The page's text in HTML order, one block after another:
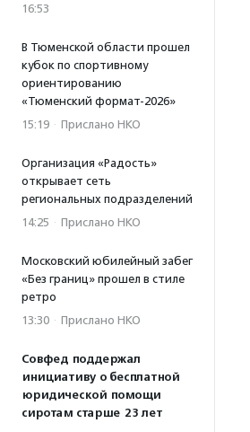
16:53
В Тюменской области прошел
кубок по спортивному
ориентированию
«Тюменский формат-2026»
15:19 · Прислано НКО
Организация «Радость»
открывает сеть
региональных подразделений
14:25 · Прислано НКО
Московский юбилейный забег
«Без границ» прошел в стиле
ретро
13:30 · Прислано НКО
Совфед поддержал
инициативу о бесплатной
юридической помощи
сиротам старше 23 лет